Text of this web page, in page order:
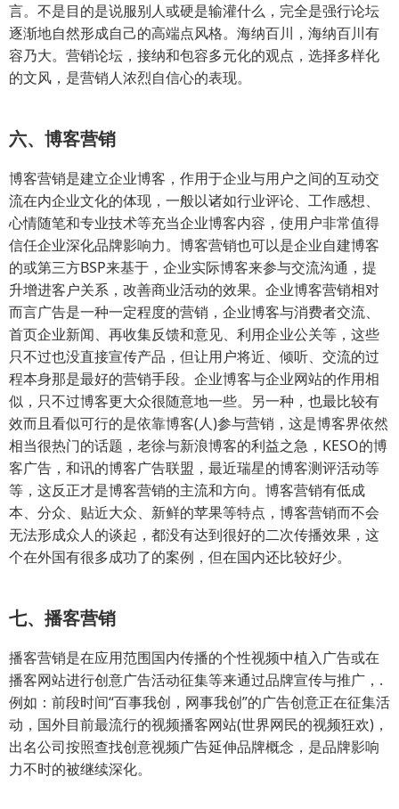
言。不是目的是说服别人或硬是输灌什么，完全是强行论坛
逐渐地自然形成自己的高端点风格。海纳百川，海纳百川有
容乃大。营销论坛，接纳和包容多元化的观点，选择多样化
的文风，是营销人浓烈自信心的表现。
六、博客营销
博客营销是建立企业博客，作用于企业与用户之间的互动交
流在内企业文化的体现，一般以诸如行业评论、工作感想、
心情随笔和专业技术等充当企业博客内容，使用户非常值得
信任企业深化品牌影响力。博客营销也可以是企业自建博客
的或第三方BSP来基于，企业实际博客来参与交流沟通，提
升增进客户关系，改善商业活动的效果。企业博客营销相对
而言广告是一种一定程度的营销，企业博客与消费者交流、
首页企业新闻、再收集反馈和意见、利用企业公关等，这些
只不过也没直接宣传产品，但让用户将近、倾听、交流的过
程本身那是最好的营销手段。企业博客与企业网站的作用相
似，只不过博客更大众很随意地一些。另一种，也最比较有
效而且看似可行的是依靠博客(人)参与营销，这是博客界依然
相当很热门的话题，老徐与新浪博客的利益之急，KESO的博
客广告，和讯的博客广告联盟，最近瑞星的博客测评活动等
等，这反正才是博客营销的主流和方向。博客营销有低成
本、分众、贴近大众、新鲜的苹果等特点，博客营销而不会
无法形成众人的谈起，都没有达到很好的二次传播效果，这
个在外国有很多成功了的案例，但在国内还比较好少。
七、播客营销
播客营销是在应用范围国内传播的个性视频中植入广告或在
播客网站进行创意广告活动征集等来通过品牌宣传与推广，.
例如：前段时间“百事我创，网事我创”的广告创意正在征集活
动，国外目前最流行的视频播客网站(世界网民的视频狂欢)，
出名公司按照查找创意视频广告延伸品牌概念，是品牌影响
力不时的被继续深化。